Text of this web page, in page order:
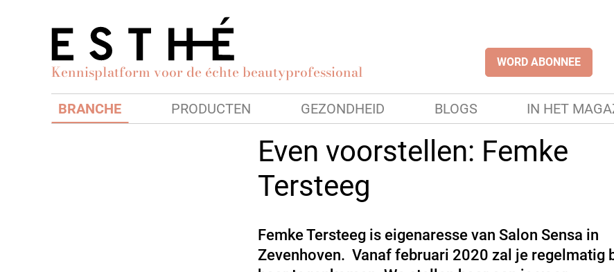
Kennisplatform voor de échte beautyprofessional WORD ABONNEE
BRANCHE PRODUCTEN GEZONDHEID BLOGS IN HET
Even voorstellen: Femke
Tersteeg
Femke Tersteeg is eigenaresse van Salon Sensa in
Zevenhoven. Vanaf februari 2020 zal je regelmatig